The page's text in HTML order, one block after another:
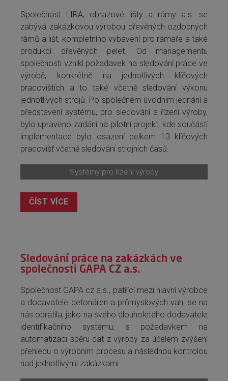
Společnost LIRA, obrazové lišty a rámy a.s. se
zabývá zakázkovou výrobou dřevěných ozdobných
rámů a lišt, kompletního vybavení pro rámaře a také
produkcí dřevěných pelet. Od managementu
společnosti vznikl požadavek na sledování práce ve
výrobě, konkrétně na jednotlivých klíčových
pracovištích a to také včetně sledování výkonu
jednotlivých strojů. Po společném úvodním jednání a
představení systému, pro sledování a řízení výroby,
bylo upraveno zadání na pilotní projekt, kde součástí
implementace bylo osazení celkem 13 klíčových
pracovišť včetně sledování strojních časů.
Systémy pro řízení výroby
ČÍST VÍCE
Sledování práce na zakázkách ve
společnosti GAPA CZ a.s.
Společnost GAPA cz a.s., patřící mezi hlavní výrobce
a dodavatele betonáren a průmyslových vah, se na
nás obrátila, jako na svého dlouholetého dodavatele
identifikačního systému, s požadavkem na
automatizaci sběru dat z výroby za účelem zvýšení
přehledu o výrobním procesu a následnou kontrolou
nad jednotlivými zakázkami.